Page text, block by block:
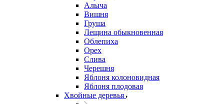
Алыча
Вишня
Груша
Лещина обыкновенная
Облепиха
Орех
Слива
Черешня
Яблоня колоновидная
Яблоня плодовая
Хвойные деревья